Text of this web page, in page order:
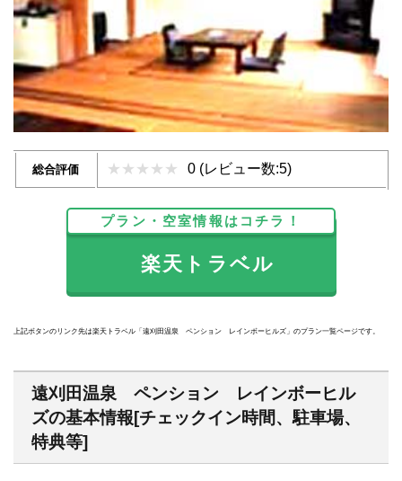
総合評価 0 (レビュー数:5)
プラン・空室情報はコチラ！
楽天トラベル
上記ボタンのリンク先は楽天トラベル「遠刈田温泉 ペンション レインボーヒルズ」のプラン一覧ページです。
遠刈田温泉 ペンション レインボーヒル
ズの基本情報[チェックイン時間、駐車場、
特典等]